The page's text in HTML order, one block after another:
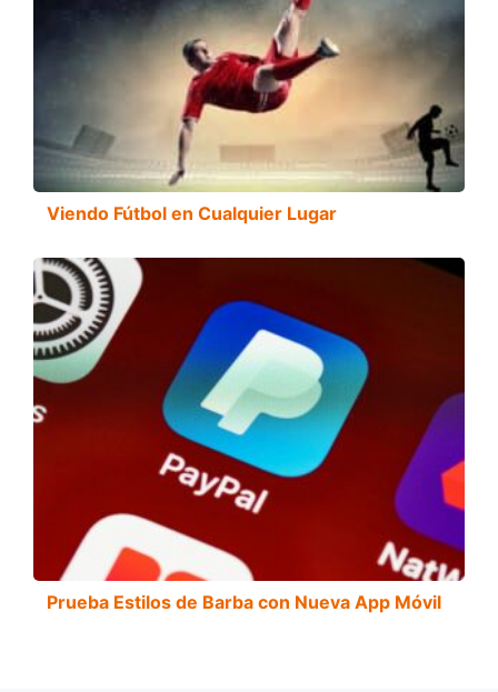
Viendo Fútbol en Cualquier Lugar
Prueba Estilos de Barba con Nueva App Móvil